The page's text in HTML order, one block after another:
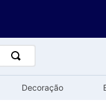
Decoração